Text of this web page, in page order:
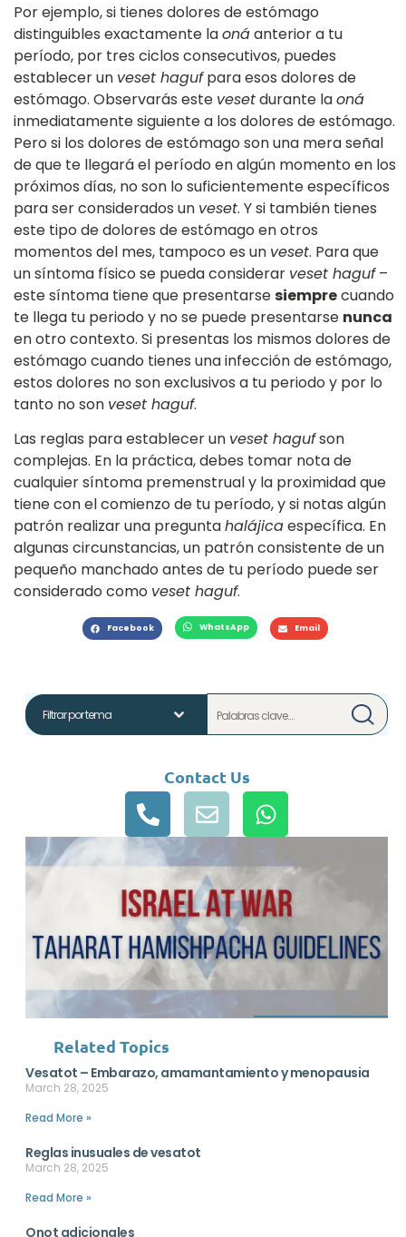
Por ejemplo, si tienes dolores de estómago
distinguibles exactamente laonáanterior a tu
período, por tres ciclos consecutivos, puedes
establecer un veset hagufpara esos dolores de
estómago. Observarás este vesetdurante laoná
inmediatamente siguiente a los dolores de estómago.
Pero si los dolores de estómago son una mera señal
de que te llegará el período en algún momento en los
próximos días, no son lo suficientemente específicos
para ser considerados un veset. Y si también tienes
este tipo de dolores de estómago en otros
momentos del mes, tampoco es un veset. Para que
un síntoma físico se pueda considerar veset haguf–
este síntoma tiene que presentarsesiemprecuando
te llega tu periodo y no se puede presentarse nunca
en otro contexto. Si presentas los mismos dolores de
estómago cuando tienes una infección de estómago,
estos dolores no son exclusivos a tu periodo y por lo
tanto no son veset haguf.
Las reglas para establecer un veset hagufson
complejas. En la práctica, debes tomar nota de
cualquier síntoma premenstrual y la proximidad que
tiene con el comienzo de tu período, y si notas algún
patrón realizar una preguntahalájicaespecífica. En
algunas circunstancias, un patrón consistente de un
pequeño manchado antes de tu período puede ser
considerado como veset haguf.
Facebook WhatsApp Email
Contact Us
Related Topics
Vesatot – Embarazo, amamantamiento y menopausia
March 28, 2025
Read More »
Reglas inusuales de vesatot
March 28, 2025
Read More »
Onot adicionales